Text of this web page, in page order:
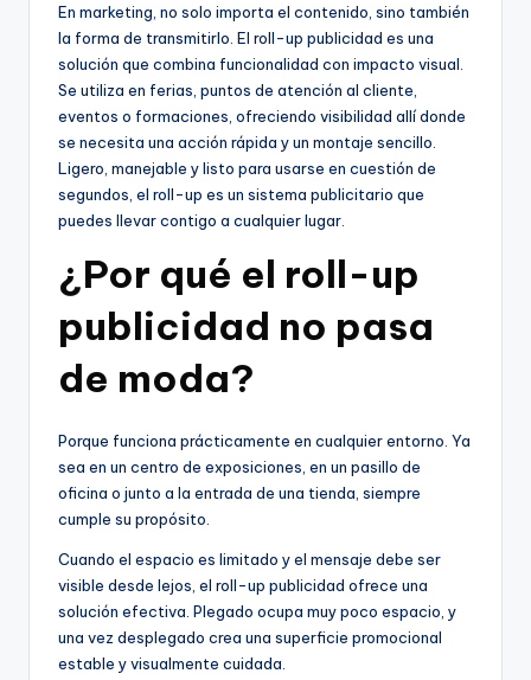
En marketing, no solo importa el contenido, sino también
la forma de transmitirlo. El roll-up publicidad es una
solución que combina funcionalidad con impacto visual.
Se utiliza en ferias, puntos de atención al cliente,
eventos o formaciones, ofreciendo visibilidad allí donde
se necesita una acción rápida y un montaje sencillo.
Ligero, manejable y listo para usarse en cuestión de
segundos, el roll-up es un sistema publicitario que
puedes llevar contigo a cualquier lugar.
¿Por qué el roll-up
publicidad no pasa
de moda?
Porque funciona prácticamente en cualquier entorno. Ya
sea en un centro de exposiciones, en un pasillo de
oficina o junto a la entrada de una tienda, siempre
cumple su propósito.
Cuando el espacio es limitado y el mensaje debe ser
visible desde lejos, el roll-up publicidad ofrece una
solución efectiva. Plegado ocupa muy poco espacio, y
una vez desplegado crea una superficie promocional
estable y visualmente cuidada.